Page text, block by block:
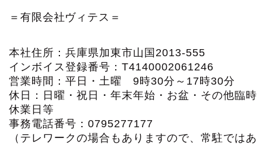
＝有限会社ヴィテス＝
本社住所：兵庫県加東市山国2013-555
インボイス登録番号：T4140002061246
営業時間：平日・土曜 9時30分～17時30分
休日：日曜・祝日・年末年始・お盆・その他臨時
休業日等
事務電話番号：0795277177
（テレワークの場合もありますので、常駐ではあ